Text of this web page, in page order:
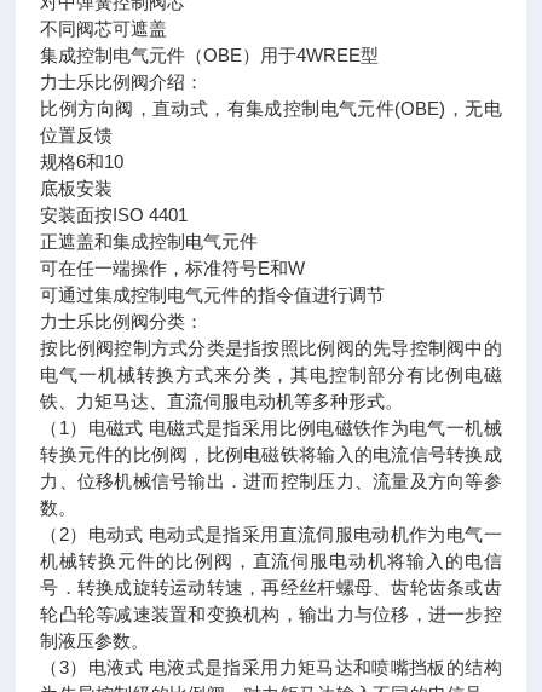
不同阀芯可遮盖
集成控制电气元件（OBE）用于4WREE型
力士乐比例阀介绍：
比例方向阀，直动式，有集成控制电气元件(OBE)，无电
位置反馈
规格6和10
底板安装
安装面按ISO 4401
正遮盖和集成控制电气元件
可在任一端操作，标准符号E和W
可通过集成控制电气元件的指令值进行调节
力士乐比例阀分类：
按比例阀控制方式分类是指按照比例阀的先导控制阀中的
电气一机械转换方式来分类，其电控制部分有比例电磁
铁、力矩马达、直流伺服电动机等多种形式。
（1）电磁式 电磁式是指采用比例电磁铁作为电气一机械
转换元件的比例阀，比例电磁铁将输入的电流信号转换成
力、位移机械信号输出．进而控制压力、流量及方向等参
数。
（2）电动式 电动式是指采用直流伺服电动机作为电气一
机械转换元件的比例阀，直流伺服电动机将输入的电信
号．转换成旋转运动转速，再经丝杆螺母、齿轮齿条或齿
轮凸轮等减速装置和变换机构，输出力与位移，进一步控
制液压参数。
（3）电液式 电液式是指采用力矩马达和喷嘴挡板的结构